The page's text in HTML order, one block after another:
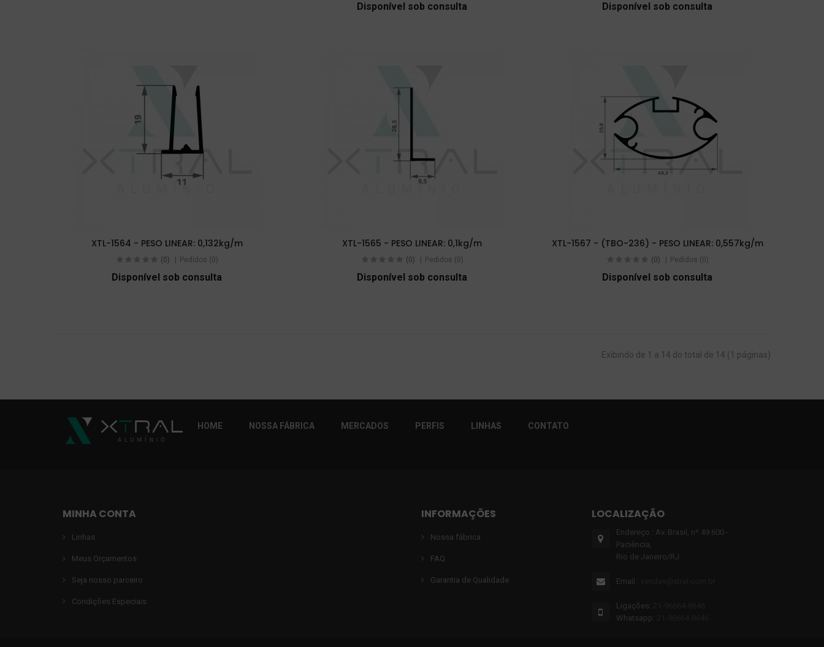
Disponível sob consulta Disponível sob consulta
XTL-1564 - PESO LINEAR: 0,132kg/m
(0) Pedidos (0)
Disponível sob consulta
XTL-1565 - PESO LINEAR: 0,1kg/m
(0) Pedidos (0)
Disponível sob consulta
XTL-1567 - (TBO-236) - PESO LINEAR: 0,557kg/m
(0) Pedidos (0)
Disponível sob consulta
Exibindo de 1 a 14 do total de 14 (1 páginas)
HOME NOSSA FÁBRICA MERCADOS PERFIS LINHAS CONTATO
MINHA CONTA
Linhas
Meus Orçamentos
Seja nosso parceiro
Condições Especiais
INFORMAÇÕES
Nossa fábrica
FAQ
Garantia de Qualidade
LOCALIZAÇÃO
Endereço : Av. Brasil, nº 49.600 -
Paciência,
Rio de Janeiro/RJ
Email :
Ligações:
Whatsapp: